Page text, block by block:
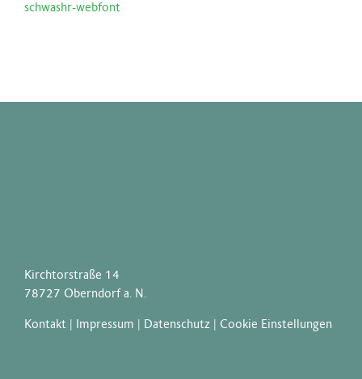
schwashr-webfont
Kirchtorstraße 14
78727 Oberndorf a. N.
Kontakt| Impressum Datenschutz| Cookie Einstellungen